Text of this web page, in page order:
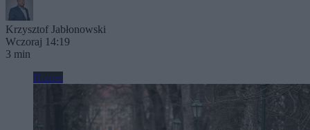
Krzysztof Jabłonowski
Wczoraj 14:19
3 min
Biznes